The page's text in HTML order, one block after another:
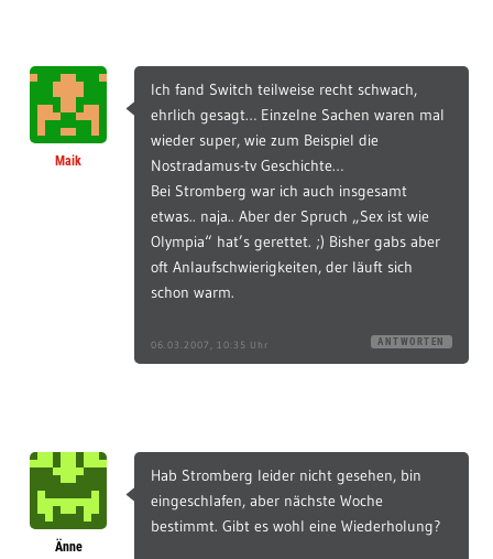
Maik
Ich fand Switch teilweise recht schwach,
ehrlich gesagt… Einzelne Sachen waren mal
wieder super, wie zum Beispiel die
Nostradamus-tv Geschichte…
Bei Stromberg war ich auch insgesamt
etwas.. naja.. Aber der Spruch „Sex ist wie
Olympia“ hat’s gerettet. ;) Bisher gabs aber
oft Anlaufschwierigkeiten, der läuft sich
schon warm.
06.03.2007, 10:35 Uhr ANTWORTEN
Änne
Hab Stromberg leider nicht gesehen, bin
eingeschlafen, aber nächste Woche
bestimmt. Gibt es wohl eine Wiederholung?